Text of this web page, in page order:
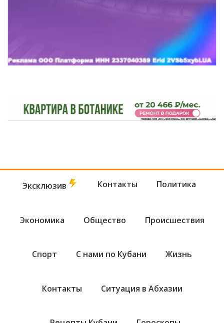
Эксклюзив Контакты Политика
Экономика Общество Происшествия
Спорт С нами по Кубани Жизнь
Контакты Ситуация в Абхазии